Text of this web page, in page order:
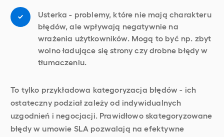
Usterka - problemy, które nie mają charakteru
błędów, ale wpływają negatywnie na
wrażenia użytkowników. Mogą to być np. zbyt
wolno ładujące się strony czy drobne błędy w
tłumaczeniu.
To tylko przykładowa kategoryzacja błędów - ich
ostateczny podział zależy od indywidualnych
uzgodnień i negocjacji. Prawidłowo skategoryzowane
błędy w umowie SLA pozwalają na efektywne